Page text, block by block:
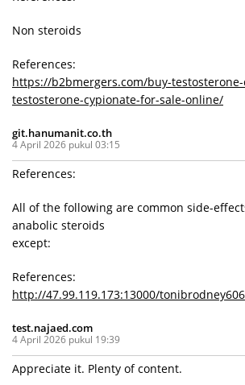
Non steroids
References:
https://b2bmergers.com/buy-
testosterone-cypionate-for-sale-online/
git.hanumanit.co.th
4 April 2026 pukul 03:15
References:
All of the following are common side-
anabolic steroids
except:
References:
http://47.99.119.173:13000/tonibrodney606
test.najaed.com
4 April 2026 pukul 19:39
Appreciate it. Plenty of content.